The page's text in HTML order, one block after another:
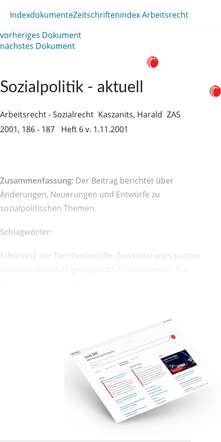
IndexdokumenteZeitschriftenindex Arbeitsrecht
vorheriges Dokument
nächstes Dokument
Sozialpolitik - aktuell
Arbeitsrecht - Sozialrecht Kaszanits, Harald ZAS
2001, 186 - 187
Heft 6 v. 1.11.2001
Zusammenfassung: Der Beitrag berichtet über
Änderungen, Neuerungen und Entwürfe zu
sozialpolitischen Themen.
Schlagwörter:
Erhöhung der Familienbeihilfe; Zuwanderungsquoten;